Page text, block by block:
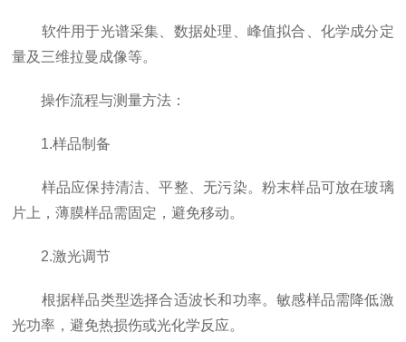
软件用于光谱采集、数据处理、峰值拟合、化学成分定
量及三维拉曼成像等。
操作流程与测量方法：
1.样品制备
样品应保持清洁、平整、无污染。粉末样品可放在玻璃
片上，薄膜样品需固定，避免移动。
2.激光调节
根据样品类型选择合适波长和功率。敏感样品需降低激
光功率，避免热损伤或光化学反应。